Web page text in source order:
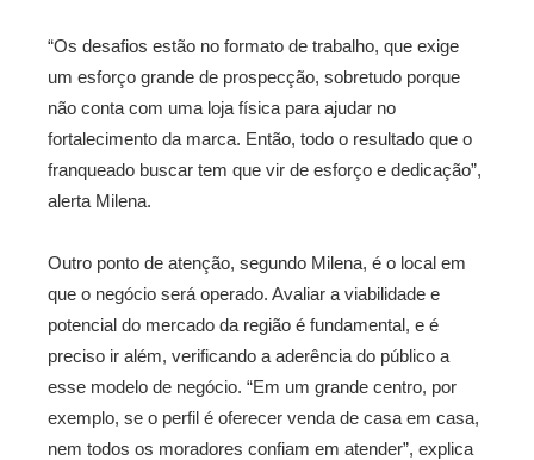
“Os desafios estão no formato de trabalho, que exige
um esforço grande de prospecção, sobretudo porque
não conta com uma loja física para ajudar no
fortalecimento da marca. Então, todo o resultado que o
franqueado buscar tem que vir de esforço e dedicação”,
alerta Milena.
Outro ponto de atenção, segundo Milena, é o local em
que o negócio será operado. Avaliar a viabilidade e
potencial do mercado da região é fundamental, e é
preciso ir além, verificando a aderência do público a
esse modelo de negócio. “Em um grande centro, por
exemplo, se o perfil é oferecer venda de casa em casa,
nem todos os moradores confiam em atender”, explica